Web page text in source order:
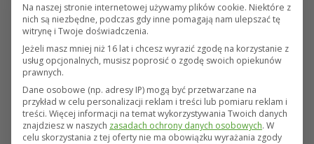
Od kilku dni rolnicy zbierają już jęczmień ozimy.
Plony tej uprawy nie zapowiadają się w
bieżącym roku wysokie, wszystko za sprawą
niedostatków wody, jakie wystąpiły w
niektórych rejonach Polski.
Przejdź do wpisu
Na naszej stronie internetowej używamy plików cookie. Niektóre z
nich są niezbędne, podczas gdy inne pomagają nam ulepszać tę
witrynę i Twoje doświadczenia.
Jeżeli masz mniej niż 16 lat i chcesz wyrazić zgodę na korzystanie z
usług opcjonalnych, musisz poprosić o zgodę swoich opiekunów
prawnych.
Dane osobowe (np. adresy IP) mogą być przetwarzane na
przykład w celu personalizacji reklam i treści lub pomiaru reklam i
treści. Więcej informacji na temat wykorzystywania Twoich danych
znajdziesz w naszych zasadach ochrony danych osobowych. W
celu skorzystania z tej oferty nie ma obowiązku wyrażania zgody